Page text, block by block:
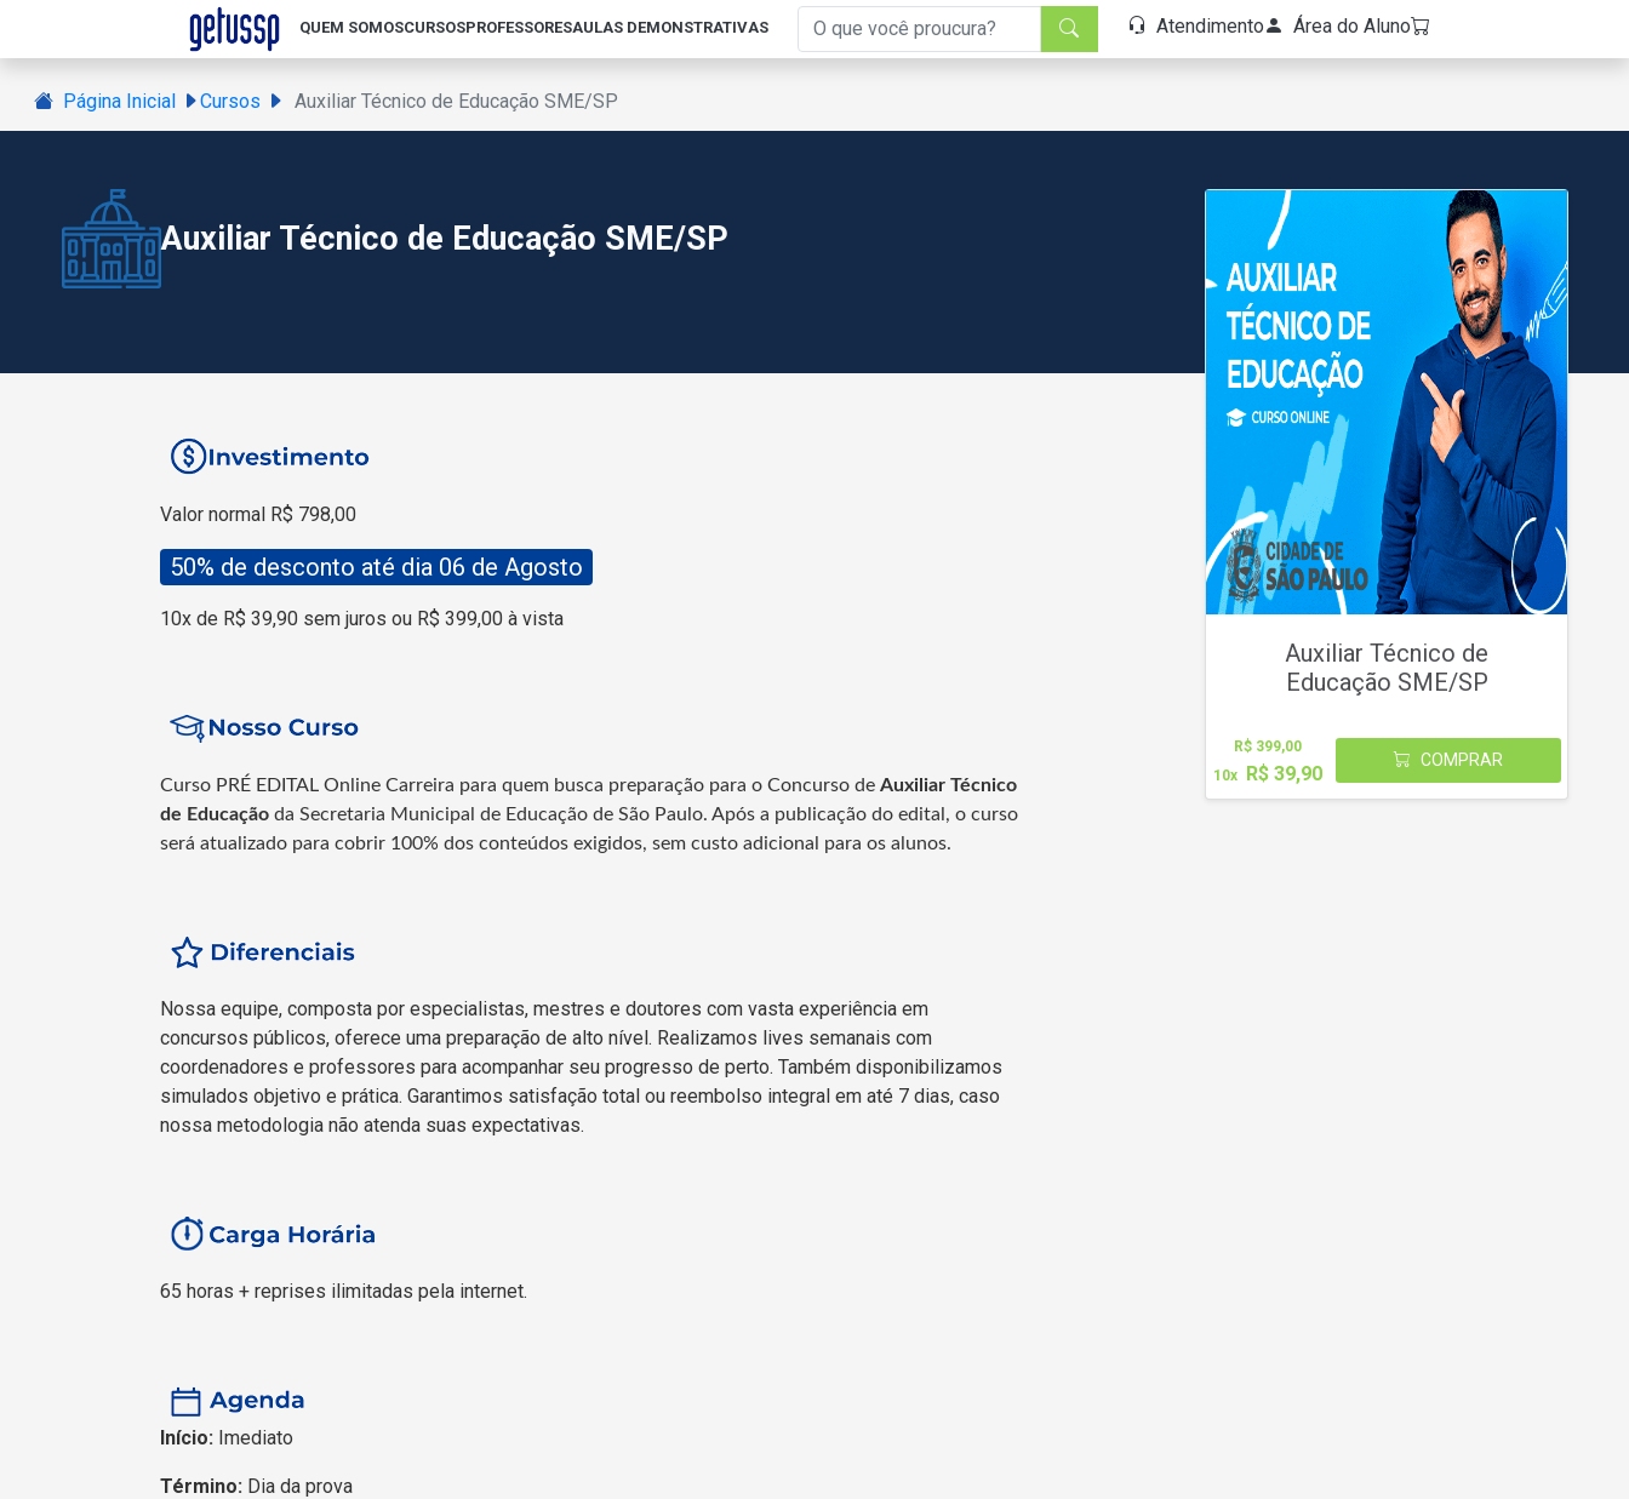
QUEM SOMOSCURSOSPROFESSORESAULAS DEMONSTRATIVAS Atendimento Área do Aluno
Página Inicial Cursos Auxiliar Técnico de Educação SME/SP
Auxiliar Técnico de Educação SME/SP
Auxiliar Técnico de
Educação SME/SP
R$ 399,00
10x R$ 39,90
COMPRAR
Valor normal R$ 798,00
50% de desconto até dia 06 de Agosto
10x de R$ 39,90 sem juros ou R$ 399,00 à vista
Curso PRÉ EDITAL Online Carreira para quem busca preparação para o Concurso de Auxiliar Técnico
de Educação da Secretaria Municipal de Educação de São Paulo. Após a publicação do edital, o curso
será atualizado para cobrir 100% dos conteúdos exigidos, sem custo adicional para os alunos.
Nossa equipe, composta por especialistas, mestres e doutores com vasta experiência em
concursos públicos, oferece uma preparação de alto nível. Realizamos lives semanais com
coordenadores e professores para acompanhar seu progresso de perto. Também disponibilizamos
simulados objetivo e prática. Garantimos satisfação total ou reembolso integral em até 7 dias, caso
nossa metodologia não atenda suas expectativas.
65 horas + reprises ilimitadas pela internet.
Início: Imediato
Término: Dia da prova